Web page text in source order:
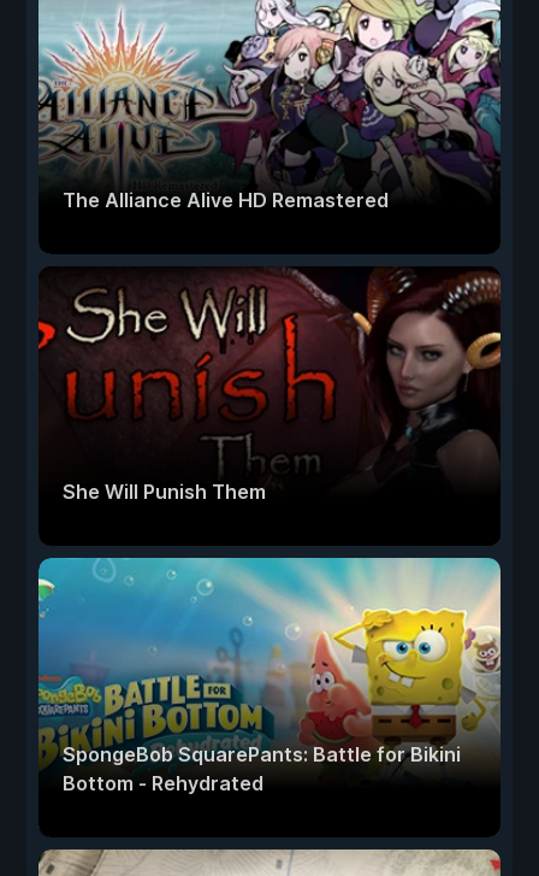
The Alliance Alive HD Remastered
She Will Punish Them
SpongeBob SquarePants: Battle for Bikini
Bottom - Rehydrated